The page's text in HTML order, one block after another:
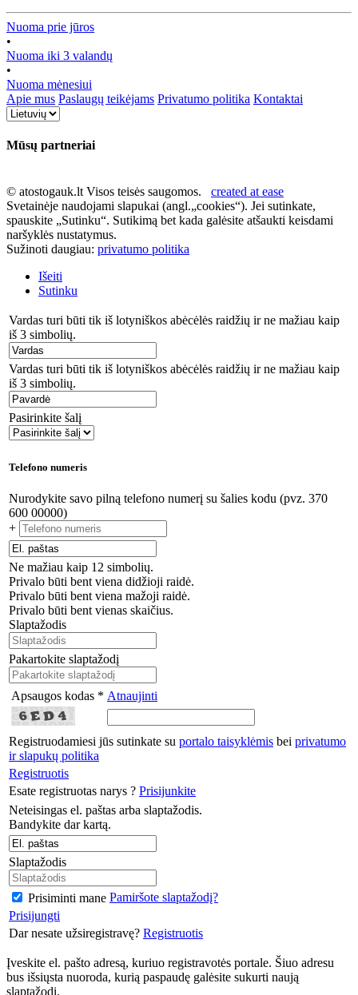
Nuoma prie jūros
•
Nuoma iki 3 valandų
•
Nuoma mėnesiui
Apie mus Paslaugų teikėjams Privatumo politika Kontaktai
Mūsų partneriai
© atostogauk.lt Visos teisės saugomos. created at ease
Svetainėje naudojami slapukai (angl.„cookies“). Jei sutinkate,
spauskite „Sutinku“. Sutikimą bet kada galėsite atšaukti keisdami
naršyklės nustatymus.
Sužinoti daugiau: privatumo politika
Išeiti
Sutinku
Vardas turi būti tik iš lotyniškos abėcėlės raidžių ir ne mažiau kaip
iš 3 simbolių.
Vardas turi būti tik iš lotyniškos abėcėlės raidžių ir ne mažiau kaip
iš 3 simbolių.
Pasirinkite šalį
Telefono numeris
Nurodykite savo pilną telefono numerį su šalies kodu (pvz. 370
600 00000)
+
Ne mažiau kaip 12 simbolių.
Privalo būti bent viena didžioji raidė.
Privalo būti bent viena mažoji raidė.
Privalo būti bent vienas skaičius.
Slaptažodis
Pakartokite slaptažodį
Apsaugos kodas * Atnaujinti
Registruodamiesi jūs sutinkate su portalo taisyklėmis bei privatumo
ir slapukų politika
Registruotis
Esate registruotas narys ? Prisijunkite
Neteisingas el. paštas arba slaptažodis.
Bandykite dar kartą.
Slaptažodis
Prisiminti mane Pamiršote slaptažodį?
Prisijungti
Dar nesate užsiregistravę? Registruotis
Įveskite el. pašto adresą, kuriuo registravotės portale. Šiuo adresu
bus išsiųsta nuoroda, kurią paspaudę galėsite sukurti naują
slaptažodį.